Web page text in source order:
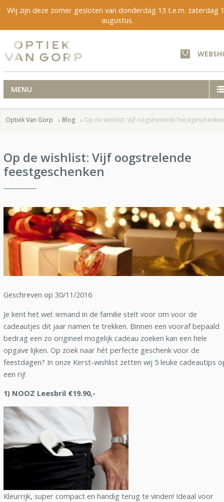
Wij zijn deze zomer gesloten van donderdag 13 t.e.m. zaterdag
augustus.
MENU
Optiek Van Gorp Blog Op de wishlist: Vijf oogstrelende feestgeschenken
Op de wishlist: Vijf oogstrelende
feestgeschenken
Geschreven op 30/11/2016
Je kent het wel: iemand in de familie stelt voor om voor de
cadeautjes dit jaar namen te trekken. Binnen een vooraf bepaald
bedrag een zo origineel mogelijk cadeau zoeken kan een hele
opgave lijken. Op zoek naar hét perfecte geschenk voor de
feestdagen? In onze Kerst-wishlist zetten wij 5 leuke cadeautips
een rij!
1) NOOZ Leesbril €19.90,-
Kleurrijk, super compact en handig terug te vinden! Ideaal voor